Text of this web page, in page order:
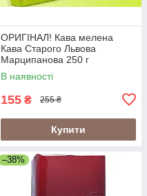
ОРИГІНАЛ! Кава мелена
Кава Старого Львова
Марципанова 250 г
В наявності
155 ₴ 255 ₴
Купити
–38%